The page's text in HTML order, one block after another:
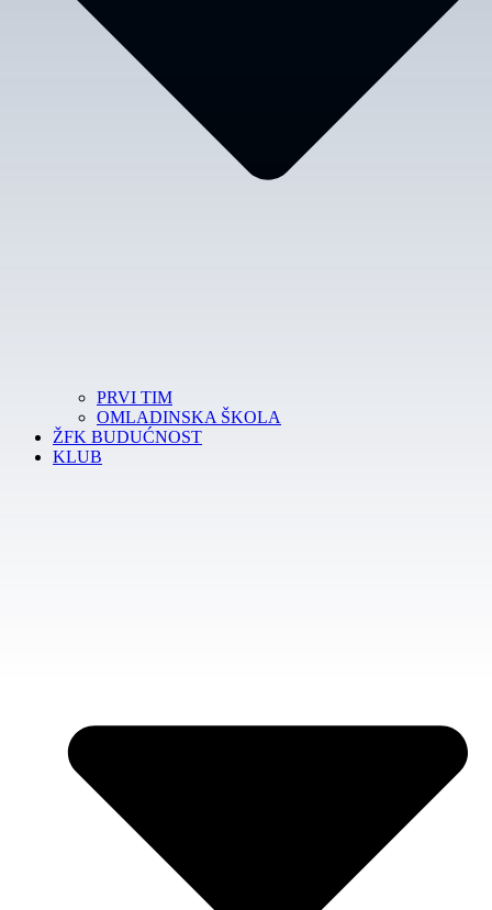
PRVI TIM
OMLADINSKA ŠKOLA
ŽFK BUDUĆNOST
KLUB